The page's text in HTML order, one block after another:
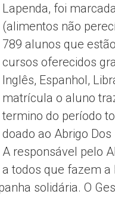
Lapenda, foi
(alimentos não
789 alunos que
cursos oferecidos
Inglês, Espanhol,
matrícula o aluno
termino do período
doado ao Abrigo
A responsável pelo
todos que fazem a
solidária. O